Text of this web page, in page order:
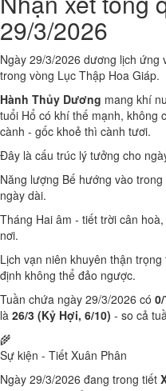
29/3/2026
Ngày 29/3/2026 dương lịch ứng
trong vòng Lục Thập Hoa Giáp.
Hành Thủy Dương mang khí
tuổi Hổ có khí thế mạnh, không
cành - gốc khoẻ thì cành tươi.
Đây là cấu trúc lý tưởng cho
Năng lượng Bế hướng vào
ngày dài.
Tháng Hai âm - tiết trời cân
nơi.
Lịch vạn niên khuyên thận
định không thể đảo ngược.
Tuần chứa ngày 29/3/2026 có
là 26/3 (Kỷ Hợi, 6/10) - so cả
🌾
Sự kiện - Tiết Xuân Phân
Ngày 29/3/2026 đang trong tiết